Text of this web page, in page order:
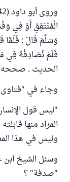
الْمُنْتَفِقِ أَوْ فِي
وَسَلَّمَ قَالَ : فَلَمَّا
فَلَمْ نُصَادِفْهُ فِي
الحديث . صححه
وجاء في "فتاوى
"ليس قول
المراد منها
وليس في هذا
وسئل الشيخ
"صدفة" ؟